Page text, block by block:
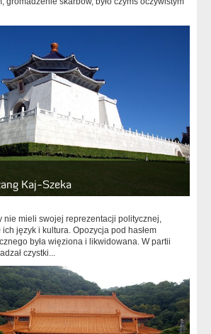
Kaj-Szeka
nie mieli swojej reprezentacji politycznej,
ich język i kultura. Opozycja pod hasłem
była więziona i likwidowana. W partii
czystki...